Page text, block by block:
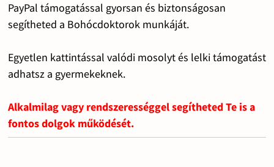
PayPal támogatással gyorsan és biztonságosan
segítheted a Bohócdoktorok munkáját.
Egyetlen kattintással valódi mosolyt és lelki támogatást
adhatsz a gyermekeknek.
Alkalmilag vagy rendszerességgel segítheted Te is a
fontos dolgok működését.